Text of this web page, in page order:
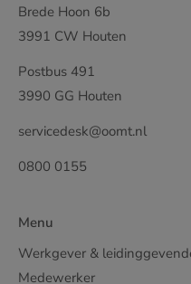
Brede Hoon 6b
3991 CW Houten
Postbus 491
3990 GG Houten
servicedesk@oomt.nl
0800 0155
Menu
Werkgever &
Medewerker